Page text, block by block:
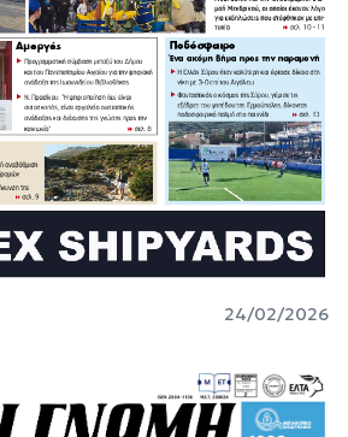
24/02/2026